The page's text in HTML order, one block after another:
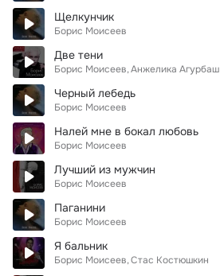
Щелкунчик
Борис Моисеев
Две тени
Борис Моисеев Анжелика Агурбаш
Черный лебедь
Борис Моисеев
Налей мне в бокал любовь
Борис Моисеев
Лучший из мужчин
Борис Моисеев
Паганини
Борис Моисеев
Я бальник
Борис Моисеев Стас Костюшкин